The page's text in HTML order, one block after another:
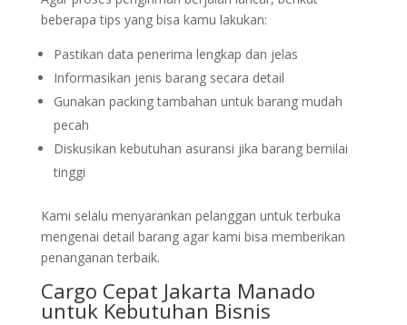
beberapa tips yang bisa kamu lakukan:
Pastikan data penerima lengkap dan jelas
Informasikan jenis barang secara detail
Gunakan packing tambahan untuk barang mudah
pecah
Diskusikan kebutuhan asuransi jika barang bernilai
tinggi
Kami selalu menyarankan pelanggan untuk terbuka
mengenai detail barang agar kami bisa memberikan
penanganan terbaik.
Cargo Cepat Jakarta Manado
untuk Kebutuhan Bisnis